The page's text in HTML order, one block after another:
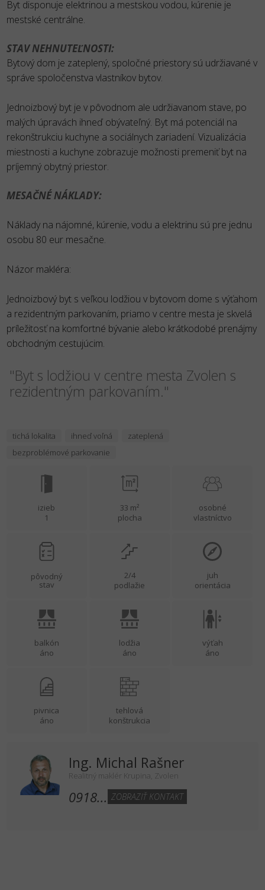
Byt disponuje elektrinou a mestskou vodou, kúrenie je
mestské centrálne.
STAV NEHNUTEĽNOSTI:
Bytový dom je zateplený, spoločné priestory sú udržiavané v
správe spoločenstva vlastníkov bytov.
Jednoizbový byt je v pôvodnom ale udržiavanom stave, po
malých úpravách ihneď obývateľný. Byt má potenciál na
rekonštrukciu kuchyne a sociálnych zariadení. Vizualizácia
miestnosti a kuchyne zobrazuje možnosti premeniť byt na
príjemný obytný priestor.
MESAČNÉ NÁKLADY:
Náklady na nájomné, kúrenie, vodu a elektrinu sú pre jednu
osobu 80 eur mesačne.
Názor makléra:
Jednoizbový byt s veľkou lodžiou v bytovom dome s výťahom
a rezidentným parkovaním, priamo v centre mesta je skvelá
príležitosť na komfortné bývanie alebo krátkodobé prenájmy
obchodným cestujúcim.
"Byt s lodžiou v centre mesta Zvolen s
rezidentným parkovaním."
tichá lokalita ihneď voľná
zateplená
bezproblémové parkovanie
izieb
1
33 m²
plocha
osobné
vlastníctvo
pôvodný
stav
2/4
podlažie
juh
orientácia
balkón
áno
lodžia
áno
výťah
áno
pivnica
áno
tehlová
konštrukcia
Ing. Michal Rašner
Realitný maklér Krupina, Zvolen
0918... ZOBRAZIŤ KONTAKT